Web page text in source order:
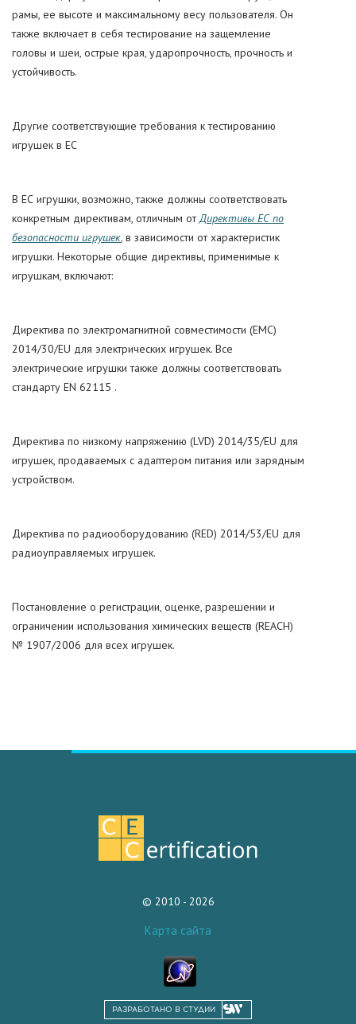
рамы, ее высоте и максимальному весу пользователя. Он
также включает в себя тестирование на защемление
головы и шеи, острые края, ударопрочность, прочность и
устойчивость.
Другие соответствующие требования к тестированию
игрушек в ЕС
В ЕС игрушки, возможно, также должны соответствовать
конкретным директивам, отличным отДирективы ЕС по
безопасности игрушек, в зависимости от характеристик
игрушки. Некоторые общие директивы, применимые к
игрушкам, включают:
Директива по электромагнитной совместимости (EMC)
2014/30/EU для электрических игрушек. Все
электрические игрушки также должны соответствовать
стандарту EN 62115 .
Директива по низкому напряжению (LVD) 2014/35/EU для
игрушек, продаваемых с адаптером питания или зарядным
устройством.
Директива по радиооборудованию (RED) 2014/53/EU для
радиоуправляемых игрушек.
Постановление о регистрации, оценке, разрешении и
ограничении использования химических веществ (REACH)
№ 1907/2006 для всех игрушек.
© 2010 - 2026
Карта сайта
РАЗРАБОТАНО В СТУДИИ